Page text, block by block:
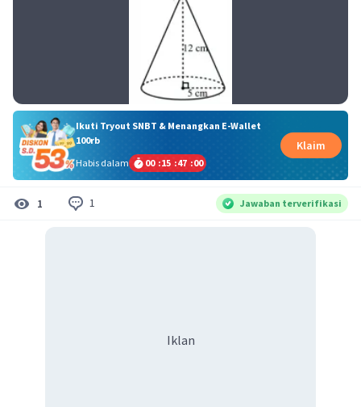
Ikuti Tryout SNBT & Menangkan E-Wallet
100rb
Habis dalam
00 :15 :47 :00
Klaim
1 1 Jawaban terverifikasi
Iklan